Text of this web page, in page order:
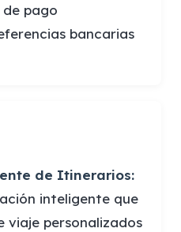
pago
bancarias
de Itinerarios:
inteligente que
viaje personalizados